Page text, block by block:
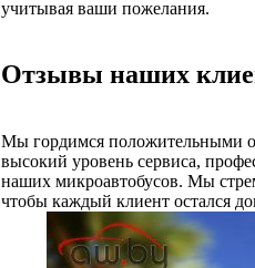
учитывая ваши пожелания.
Отзывы наших
Мы гордимся положительными
высокий уровень сервиса,
наших микроавтобусов. Мы
чтобы каждый клиент остался